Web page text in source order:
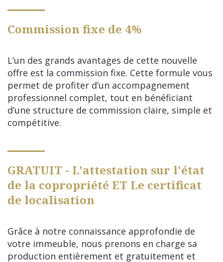
Commission fixe de 4%
L’un des grands avantages de cette nouvelle
offre est la commission fixe. Cette formule vous
permet de profiter d’un accompagnement
professionnel complet, tout en bénéficiant
d’une structure de commission claire, simple et
compétitive.
GRATUIT - L'attestation sur l'état
de la copropriété ET Le certificat
de localisation
Grâce à notre connaissance approfondie de
votre immeuble, nous prenons en charge sa
production entièrement et gratuitement et